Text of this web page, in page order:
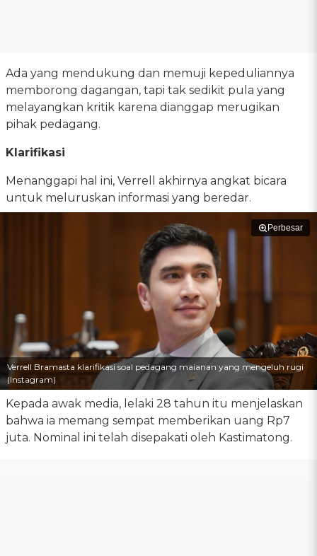
Ada yang mendukung dan memuji kepeduliannya
memborong dagangan, tapi tak sedikit pula yang
melayangkan kritik karena dianggap merugikan
pihak pedagang.
Klarifikasi
Menanggapi hal ini, Verrell akhirnya angkat bicara
untuk meluruskan informasi yang beredar.
Perbesar
Verrell Bramasta klarifikasi soal pedagang maianan yang mengeluh rugi
(Instagram)
Kepada awak media, lelaki 28 tahun itu menjelaskan
bahwa ia memang sempat memberikan uang Rp7
juta. Nominal ini telah disepakati oleh Kastimatong.